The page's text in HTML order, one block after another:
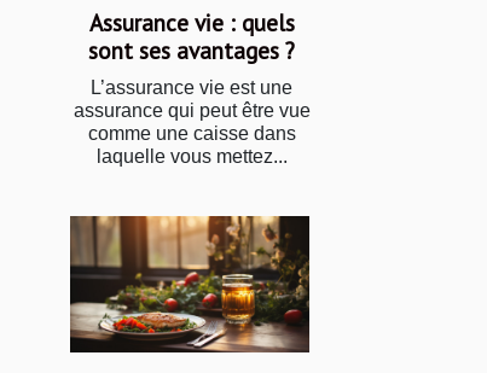
Assurance vie : quels
sont ses avantages ?
L’assurance vie est une
assurance qui peut être vue
comme une caisse dans
laquelle vous mettez...